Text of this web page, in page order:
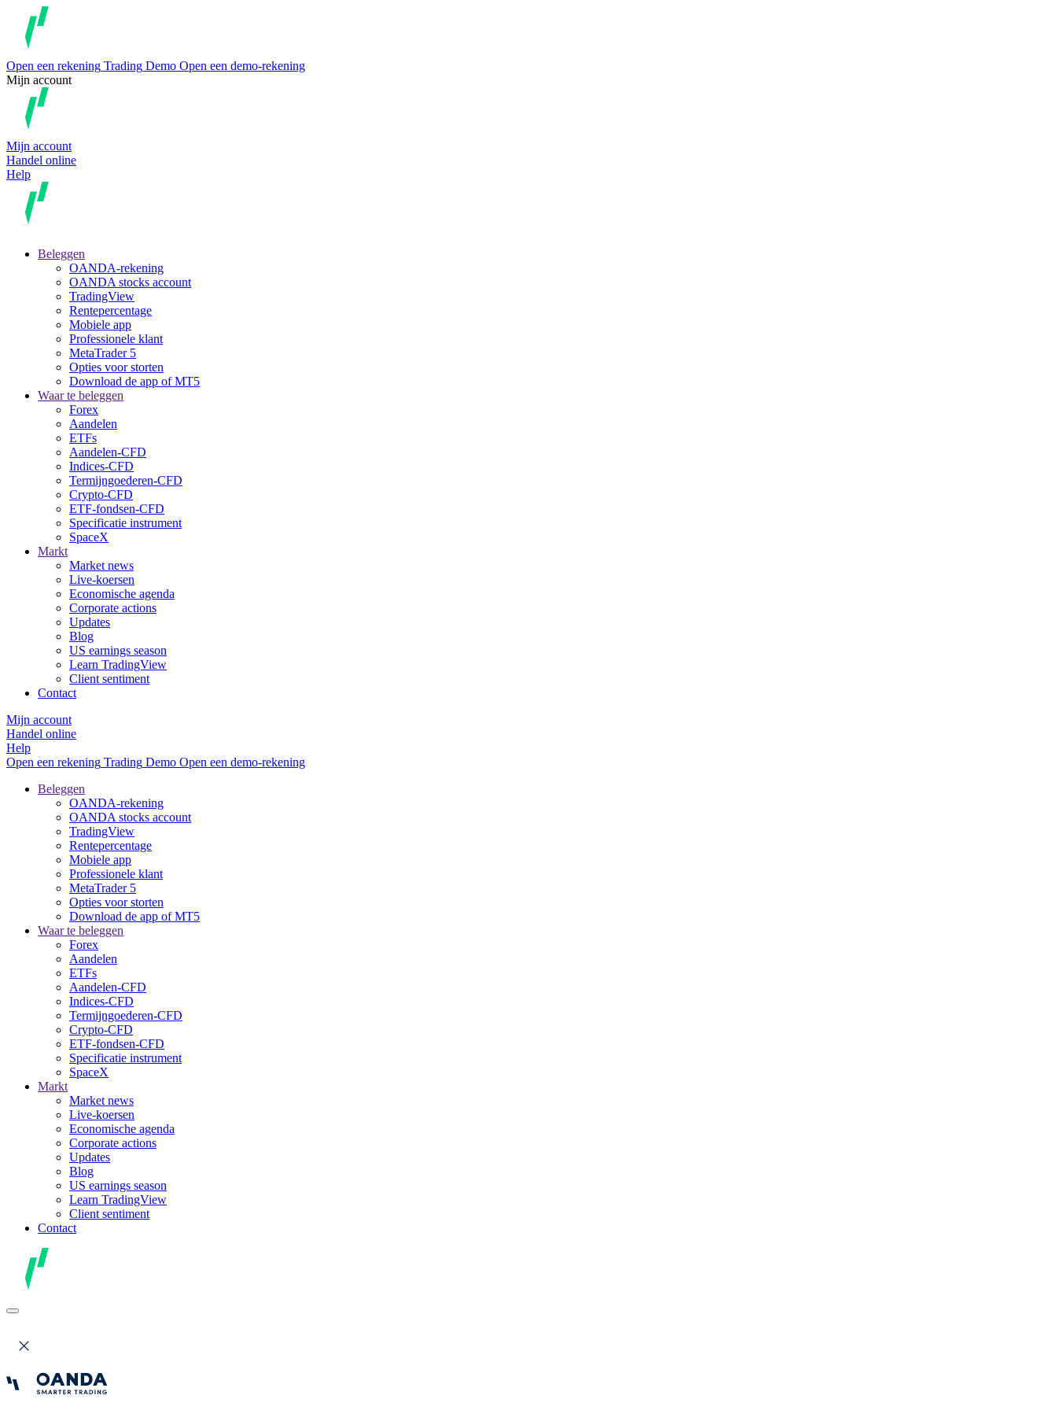
Open een rekening Trading Demo Open een demo-rekening
Mijn account
Mijn account
Handel online
Help
Beleggen
OANDA-rekening
OANDA stocks account
TradingView
Rentepercentage
Mobiele app
Professionele klant
MetaTrader 5
Opties voor storten
Download de app of MT5
Waar te beleggen
Forex
Aandelen
ETFs
Aandelen-CFD
Indices-CFD
Termijngoederen-CFD
Crypto-CFD
ETF-fondsen-CFD
Specificatie instrument
SpaceX
Markt
Market news
Live-koersen
Economische agenda
Corporate actions
Updates
Blog
US earnings season
Learn TradingView
Client sentiment
Contact
Mijn account
Handel online
Help
Open een rekening Trading Demo Open een demo-rekening
Beleggen
OANDA-rekening
OANDA stocks account
TradingView
Rentepercentage
Mobiele app
Professionele klant
MetaTrader 5
Opties voor storten
Download de app of MT5
Waar te beleggen
Forex
Aandelen
ETFs
Aandelen-CFD
Indices-CFD
Termijngoederen-CFD
Crypto-CFD
ETF-fondsen-CFD
Specificatie instrument
SpaceX
Markt
Market news
Live-koersen
Economische agenda
Corporate actions
Updates
Blog
US earnings season
Learn TradingView
Client sentiment
Contact